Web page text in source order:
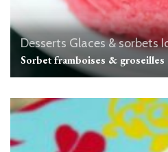
Desserts Glaces & sorbets
Sorbet framboises & groseilles